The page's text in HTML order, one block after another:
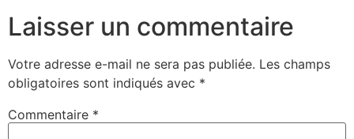
Laisser un commentaire
Votre adresse e-mail ne sera pas publiée. Les champs
obligatoires sont indiqués avec *
Commentaire *